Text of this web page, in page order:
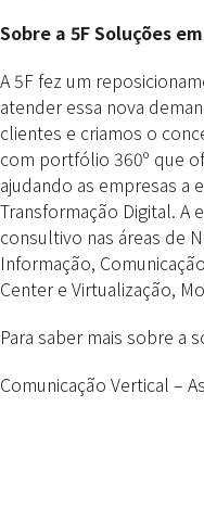
Sobre a 5F Soluções
A 5F fez um
atender essa nova
clientes e criamos o
com portfólio 360º que
ajudando as empresas a
Transformação Digital. A
consultivo nas áreas de
Informação,
Center e Virtualização,
Para saber mais sobre a
Comunicação Vertical –